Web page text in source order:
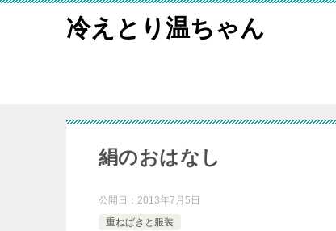
冷えとり温ちゃん
絹のおはなし
公開日： 2013年7月5日
重ねばきと服装